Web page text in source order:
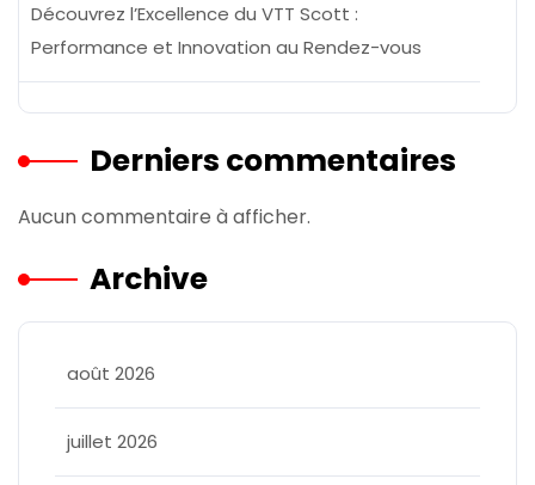
Découvrez l’Excellence du VTT Scott :
Performance et Innovation au Rendez-vous
Derniers commentaires
Aucun commentaire à afficher.
Archive
août 2026
juillet 2026